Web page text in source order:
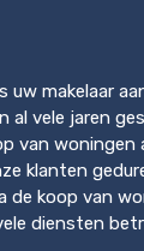
uw makelaar
al vele jaren
van woningen
klanten
de koop van
diensten